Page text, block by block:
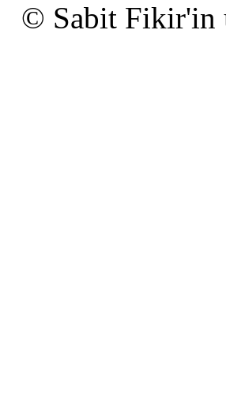
© Sabit Fikir'in